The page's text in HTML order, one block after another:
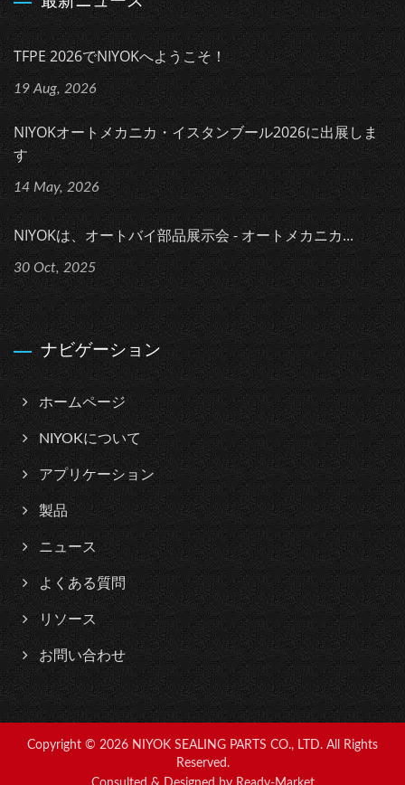
TFPE 2026でNIYOKへようこそ！
19 Aug, 2026
NIYOKオートメカニカ・イスタンブール2026に出展しま
す
14 May, 2026
NIYOKは、オートバイ部品展示会 - オートメカニカ...
30 Oct, 2025
ナビゲーション
ホームページ
NIYOKについて
アプリケーション
製品
ニュース
よくある質問
リソース
お問い合わせ
Copyright © 2026 NIYOK SEALING PARTS CO., LTD. All Rights
Reserved.